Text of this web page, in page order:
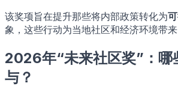
该奖项旨在提升那些将内部政策转化为
象，这些行动为当地社区和经济环境带来
2026年“未来社区奖”：哪
与？